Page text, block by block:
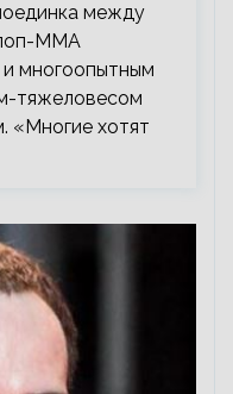
между
ММА
многоопытным
тяжеловесом
«Многие хотят